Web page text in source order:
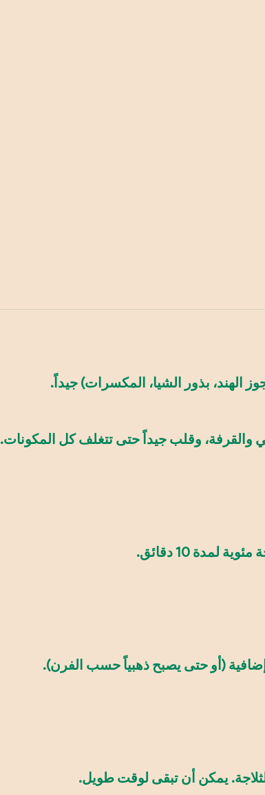
الهند، بذور الشيا، المكسرات) جيداً.
والقرفة، وقلب جيداً حتى تتغلف كل المكونات.
يمكن أن تبقى لوقت طويل.